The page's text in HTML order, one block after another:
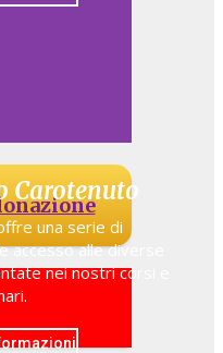
Carotenuto
una serie di
alle diverse
nei nostri corsi e